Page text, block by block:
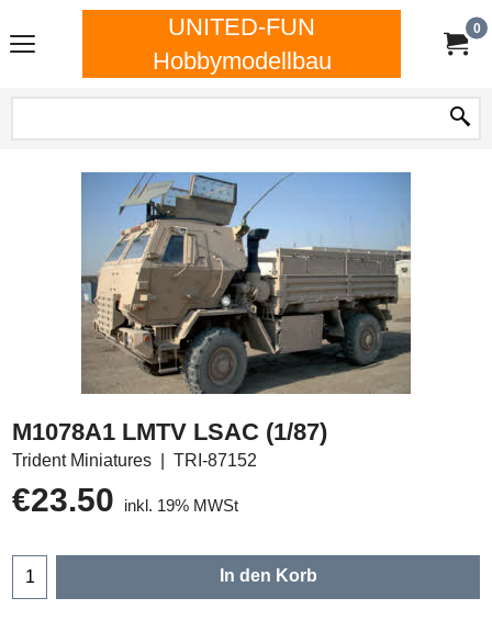
UNITED-FUN
Hobbymodellbau
0
M1078A1 LMTV LSAC (1/87)
Trident Miniatures TRI-87152
€23.50 inkl. 19% MWSt
In den Korb